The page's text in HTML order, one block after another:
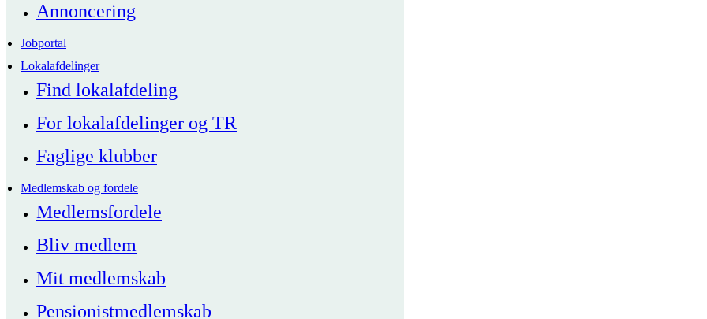
Annoncering
Jobportal
Lokalafdelinger
Find lokalafdeling
For lokalafdelinger og TR
Faglige klubber
Medlemskab og fordele
Medlemsfordele
Bliv medlem
Mit medlemskab
Pensionistmedlemskab